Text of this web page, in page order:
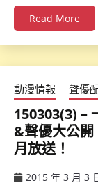
Read More
動漫情報 聲優
150303(3) –
&聲優大公開
月放送！
2015 年 3 月 3